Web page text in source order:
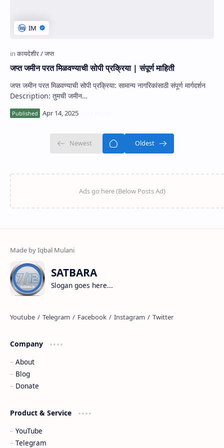
जप्त जमीन परत मिळवण्याची सोपी प्रक्रिया | संपूर्ण माहिती
जप्त जमीन परत मिळवण्याची सोपी प्रक्रिया: सामान्य नागरिकांसाठी संपूर्ण मार्गदर्शन
Description: तुमची जमीन…
SATBARA
Slogan goes here...
Company
About
Blog
Donate
Product & Service
YouTube
Telegram